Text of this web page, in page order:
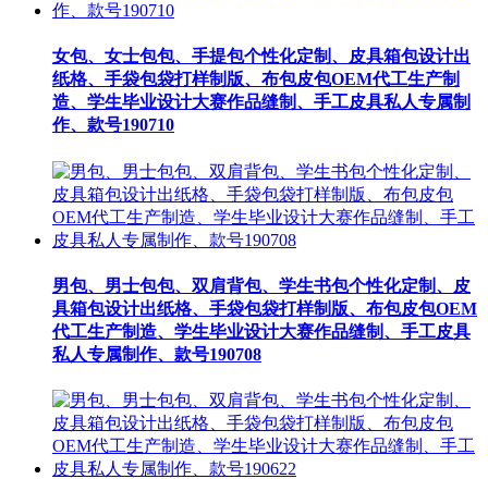
女包、女士包包、手提包个性化定制、皮具箱包设计出
纸格、手袋包袋打样制版、布包皮包OEM代工生产制
造、学生毕业设计大赛作品缝制、手工皮具私人专属制
作、款号190710
男包、男士包包、双肩背包、学生书包个性化定制、皮
具箱包设计出纸格、手袋包袋打样制版、布包皮包OEM
代工生产制造、学生毕业设计大赛作品缝制、手工皮具
私人专属制作、款号190708